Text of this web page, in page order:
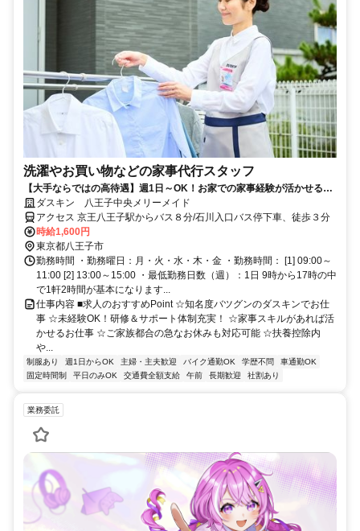
洗濯やお買い物などの家事代行スタッフ
【大手ならではの高待遇】週1日～OK！お家での家事経験が活かせる！
未経験歓迎！
ダスキン 八王子中央メリーメイド
アクセス 京王八王子駅からバス８分/石川入口バス停下車、徒歩３分
時給1,600円
東京都八王子市
勤務時間 ・勤務曜日：月・火・水・木・金 ・勤務時間： [1] 09:00～
11:00 [2] 13:00～15:00 ・最低勤務日数（週）：1日 9時から17時の中
で1軒2時間が基本になります...
仕事内容 ■求人のおすすめPoint ☆知名度バツグンのダスキンでお仕
事 ☆未経験OK！研修＆サポート体制充実！ ☆家事スキルがあれば活
かせるお仕事 ☆ご家族都合の急なお休みも対応可能 ☆扶養控除内
や...
制服あり 週1日からOK 主婦・主夫歓迎 バイク通勤OK 学歴不問
車通勤OK
固定時間制
平日のみOK 交通費全額支給 午前 長期歓迎 社割あり
業務委託